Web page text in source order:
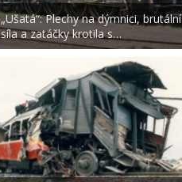
„Ušatá“: Plechy na dýmnici, brutální
síla a zatáčky krotila s…